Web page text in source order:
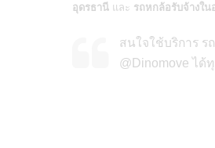
อุดรธานี และ รถหกล้อรับจ้างใน
สนใจใช้บริการ ร
@Dinomove ได้